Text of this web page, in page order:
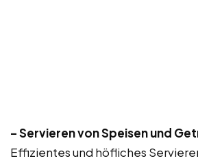
– Servieren von Speisen und
Effizientes und höfliches